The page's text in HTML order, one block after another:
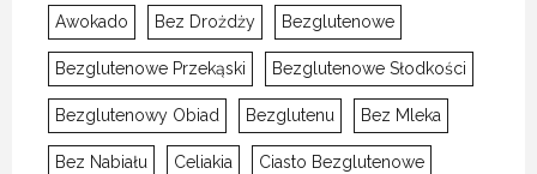
Awokado Bez Drożdży Bezglutenowe
Bezglutenowe Przekąski Bezglutenowe Słodkości
Bezglutenowy Obiad Bezglutenu Bez Mleka
Bez Nabiału Celiakia Ciasto Bezglutenowe